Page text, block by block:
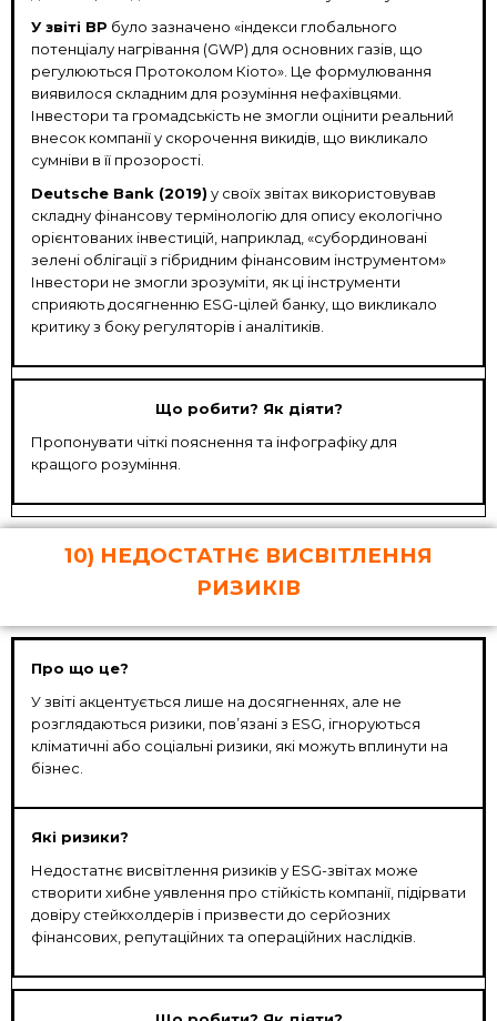
У звіті BP було зазначено «індекси глобального
потенціалу нагрівання (GWP) для основних газів, що
регулюються Протоколом Кіото». Це формулювання
виявилося складним для розуміння нефахівцями.
Інвестори та громадськість не змогли оцінити реальний
внесок компанії у скорочення викидів, що викликало
сумніви в її прозорості.
Deutsche Bank (2019) у своїх звітах використовував
складну фінансову термінологію для опису екологічно
орієнтованих інвестицій, наприклад, «субординовані
зелені облігації з гібридним фінансовим інструментом»
Інвестори не змогли зрозуміти, як ці інструменти
сприяють досягненню ESG-цілей банку, що викликало
критику з боку регуляторів і аналітиків.
Що робити? Як діяти?
Пропонувати чіткі пояснення та інфографіку для
кращого розуміння.
10) НЕДОСТАТНЄ ВИСВІТЛЕННЯ
РИЗИКІВ
Про що це?
У звіті акцентується лише на досягненнях, але не
розглядаються ризики, пов’язані з ESG, ігноруються
кліматичні або соціальні ризики, які можуть вплинути на
бізнес.
Які ризики?
Недостатнє висвітлення ризиків у ESG-звітах може
створити хибне уявлення про стійкість компанії, підірвати
довіру стейкхолдерів і призвести до серйозних
фінансових, репутаційних та операційних наслідків.